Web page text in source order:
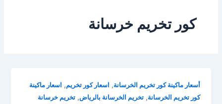
كور تخريم خرسانة
أسعار ماكينة كور تخريم الخرسانة, اسعار كور تخريم, اسعار ماكينة
كور تخريم الخرسانة,تخريم الخرسانة بالرياض,تخريم خرسانة